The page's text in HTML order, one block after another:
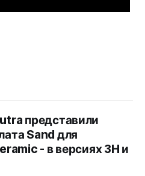
представили
Sand для
- в версиях 3H и